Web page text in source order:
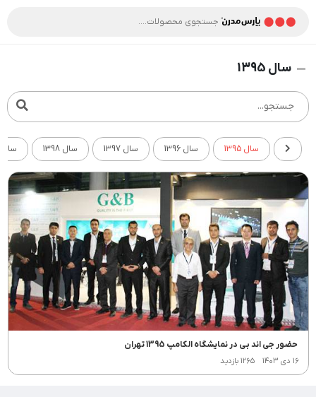
سال 1395
سال 1395 سال 1396 سال 1397 سال 1398 سال
حضور جی اند بی در نمایشگاه الکامپ 1395 تهران
۱۶ دی ۱۴۰۳ ۱۲۶۵ بازدید